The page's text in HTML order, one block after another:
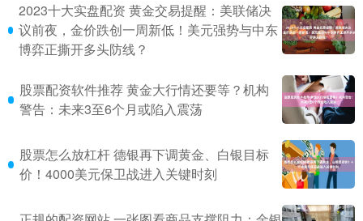
2023十大实盘配资 黄金交易提醒：美联储决
议前夜，金价跌创一周新低！美元强势与中东
博弈正撕开多头防线？
股票配资软件推荐 黄金大行情还要等？机构
警告：未来3至6个月或陷入震荡
股票怎么放杠杆 德银再下调黄金、白银目标
价！4000美元保卫战进入关键时刻